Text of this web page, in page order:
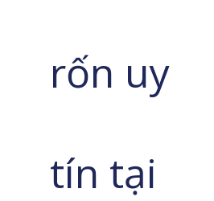
rốn uy
tín tại